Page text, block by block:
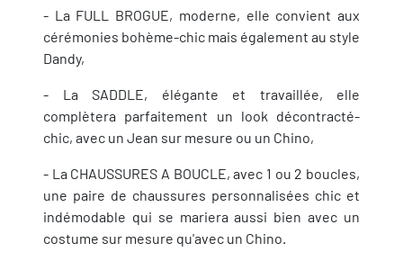
- La FULL BROGUE, moderne, elle convient aux
cérémonies bohème-chic mais également au style
Dandy,
- La SADDLE, élégante et travaillée, elle
complètera parfaitement un look décontracté-
chic, avec un Jean sur mesure ou un Chino,
- La CHAUSSURES A BOUCLE, avec 1 ou 2 boucles,
une paire de chaussures personnalisées chic et
indémodable qui se mariera aussi bien avec un
costume sur mesure qu'avec un Chino.